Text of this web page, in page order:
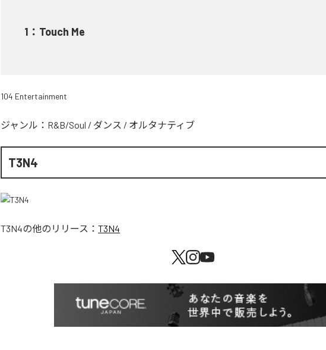
1 ： Touch Me
104 Entertainment
ジャンル： R&B/Soul / ダンス / オルタナティブ
T3N4
T3N4の他のリリース： T3N4